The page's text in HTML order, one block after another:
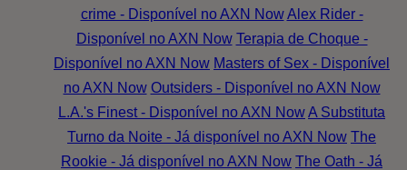
crime - Disponível no AXN Now Alex Rider -
Disponível no AXN Now Terapia de Choque -
Disponível no AXN Now Masters of Sex - Disponível
no AXN Now Outsiders - Disponível no AXN Now
L.A.'s Finest - Disponível no AXN NowA Substituta
Turno da Noite - Já disponível no AXN Now The
Rookie - Já disponível no AXN Now The Oath - Já